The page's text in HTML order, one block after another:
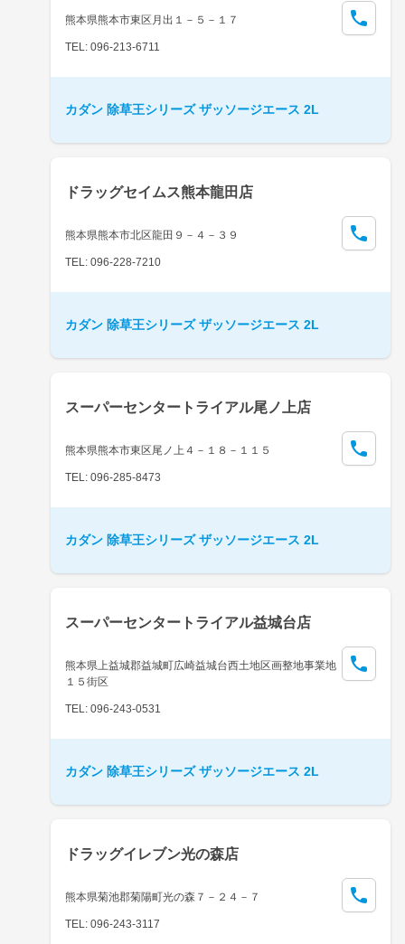
熊本県熊本市東区月出１－５－１７
TEL: 096-213-6711
カダン 除草王シリーズ ザッソージエース 2L
ドラッグセイムス熊本龍田店
熊本県熊本市北区龍田９－４－３９
TEL: 096-228-7210
カダン 除草王シリーズ ザッソージエース 2L
スーパーセンタートライアル尾ノ上店
熊本県熊本市東区尾ノ上４－１８－１１５
TEL: 096-285-8473
カダン 除草王シリーズ ザッソージエース 2L
スーパーセンタートライアル益城台店
熊本県上益城郡益城町広崎益城台西土地区画整地事業地
１５街区
TEL: 096-243-0531
カダン 除草王シリーズ ザッソージエース 2L
ドラッグイレブン光の森店
熊本県菊池郡菊陽町光の森７－２４－７
TEL: 096-243-3117